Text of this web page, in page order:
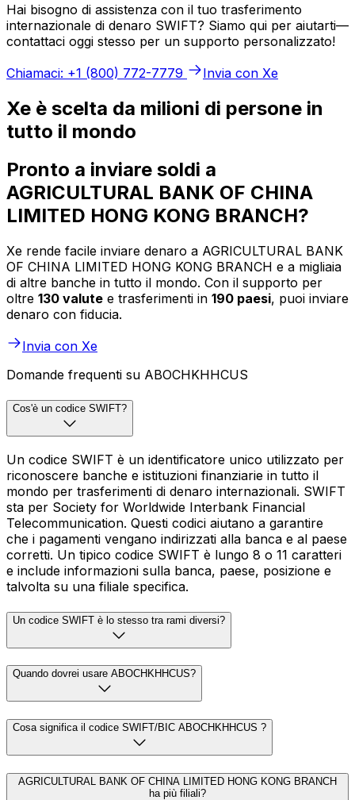
Hai bisogno di assistenza con il tuo trasferimento
internazionale di denaro SWIFT? Siamo qui per aiutarti—
contattaci oggi stesso per un supporto personalizzato!
Chiamaci: +1 (800) 772-7779
Invia con Xe
Xe è scelta da milioni di persone in
tutto il mondo
Pronto a inviare soldi a
AGRICULTURAL BANK OF CHINA
LIMITED HONG KONG BRANCH?
Xe rende facile inviare denaro a AGRICULTURAL BANK
OF CHINA LIMITED HONG KONG BRANCH e a migliaia
di altre banche in tutto il mondo. Con il supporto per
oltre 130 valute e trasferimenti in 190 paesi, puoi inviare
denaro con fiducia.
Invia con Xe
Domande frequenti su ABOCHKHHCUS
Cos'è un codice SWIFT?
Un codice SWIFT è un identificatore unico utilizzato per
riconoscere banche e istituzioni finanziarie in tutto il
mondo per trasferimenti di denaro internazionali. SWIFT
sta per Society for Worldwide Interbank Financial
Telecommunication. Questi codici aiutano a garantire
che i pagamenti vengano indirizzati alla banca e al paese
corretti. Un tipico codice SWIFT è lungo 8 o 11 caratteri
e include informazioni sulla banca, paese, posizione e
talvolta su una filiale specifica.
Un codice SWIFT è lo stesso tra rami diversi?
Quando dovrei usare ABOCHKHHCUS?
Cosa significa il codice SWIFT/BIC ABOCHKHHCUS ?
AGRICULTURAL BANK OF CHINA LIMITED HONG KONG BRANCH
ha più filiali?